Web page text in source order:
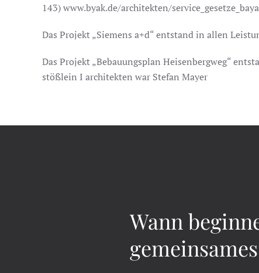
143) www.byak.de/architekten/
Das Projekt „Siemens a+d“ entstand in allen
Das Projekt „Bebauungsplan Heisenbergweg“
stößlein I architekten war Stefan Mayer
Wann